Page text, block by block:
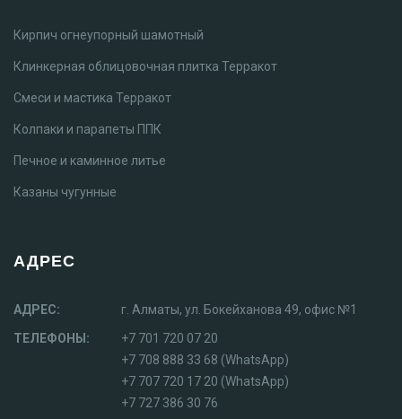
Кирпич огнеупорный шамотный
Клинкерная облицовочная плитка Терракот
Смеси и мастика Терракот
Колпаки и парапеты ППК
Печное и каминное литье
Казаны чугунные
АДРЕС
АДРЕС:
г. Алматы, ул. Бокейханова 49, офис №1
ТЕЛЕФОНЫ:
+7 701 720 07 20
+7 708 888 33 68 (WhatsApp)
+7 707 720 17 20 (WhatsApp)
+7 727 386 30 76